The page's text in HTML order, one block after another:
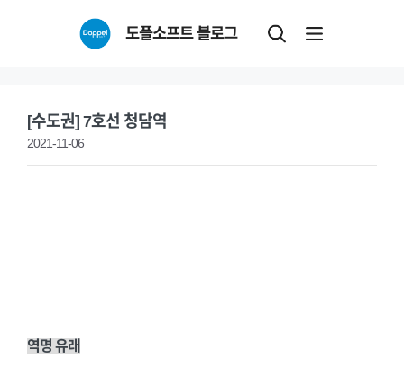
도플소프트 블로그
[수도권] 7호선 청담역
2021-11-06
역명 유래